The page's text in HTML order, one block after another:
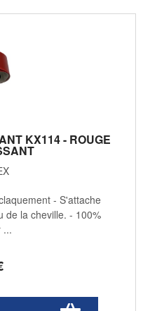
KX114 - ROUGE
- S'attache
de la cheville. - 100%
...